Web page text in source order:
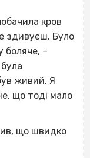
кров
здивуєш. Було
боляче, –
живий. Я
що тоді мало
що швидко